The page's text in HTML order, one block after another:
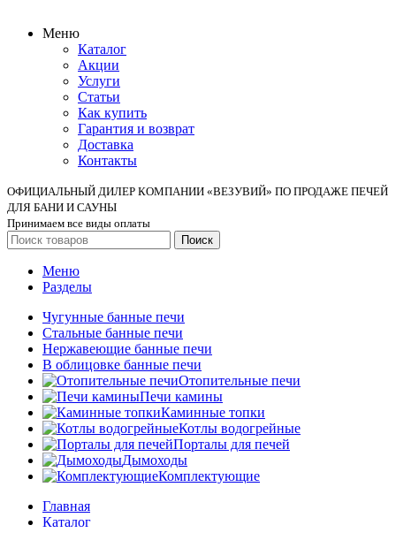
Меню
Каталог
Акции
Услуги
Статьи
Как купить
Гарантия и возврат
Доставка
Контакты
ОФИЦИАЛЬНЫЙ ДИЛЕР КОМПАНИИ «ВЕЗУВИЙ» ПО ПРОДАЖЕ ПЕЧЕЙ
ДЛЯ БАНИ И САУНЫ
Принимаем все виды оплаты
Поиск
Меню
Разделы
Чугунные банные печи
Стальные банные печи
Нержавеющие банные печи
В облицовке банные печи
Отопительные печи
Печи камины
Каминные топки
Котлы водогрейные
Порталы для печей
Дымоходы
Комплектующие
Главная
Каталог